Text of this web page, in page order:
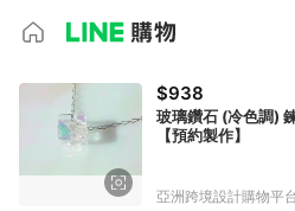
$938
玻璃鑽石 (冷色調)
【預約製作】
亞洲跨境設計購物平